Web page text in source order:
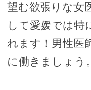
望む欲張りな女
して愛媛では特
れます！男性医
に働きましょう